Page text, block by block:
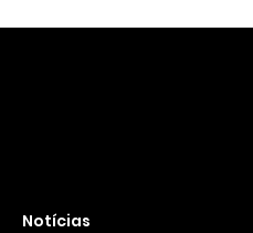
Notícias